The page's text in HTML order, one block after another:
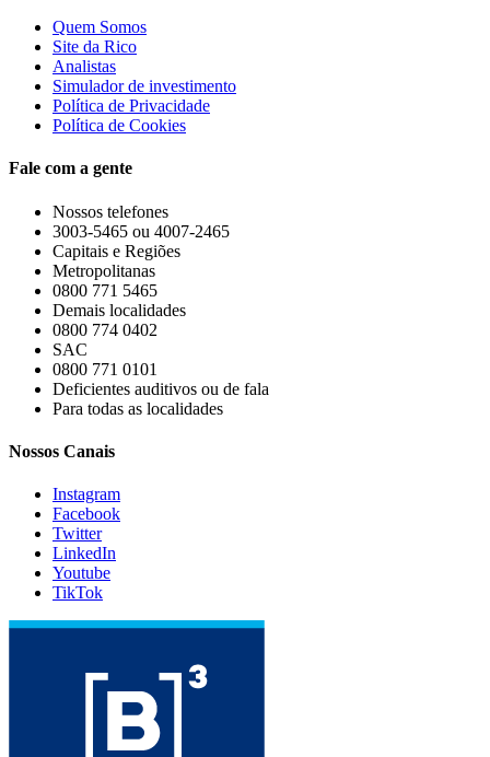
Quem Somos
Site da Rico
Analistas
Simulador de investimento
Política de Privacidade
Política de Cookies
Fale com a gente
Nossos telefones
3003-5465 ou 4007-2465
Capitais e Regiões
Metropolitanas
0800 771 5465
Demais localidades
0800 774 0402
SAC
0800 771 0101
Deficientes auditivos ou de fala
Para todas as localidades
Nossos Canais
Instagram
Facebook
Twitter
LinkedIn
Youtube
TikTok